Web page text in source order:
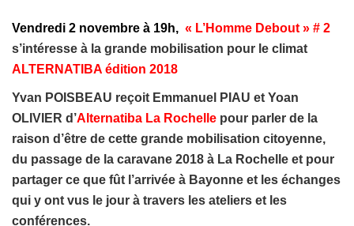
Vendredi 2 novembre à 19h, « L’Homme Debout » # 2
s’intéresse à la grande mobilisation pour le climat
ALTERNATIBA édition 2018
Yvan POISBEAU reçoit Emmanuel PIAU et Yoan
OLIVIER d’Alternatiba La Rochelle pour parler de la
raison d’être de cette grande mobilisation citoyenne,
du passage de la caravane 2018 à La Rochelle et pour
partager ce que fût l’arrivée à Bayonne et les échanges
qui y ont vus le jour à travers les ateliers et les
conférences.